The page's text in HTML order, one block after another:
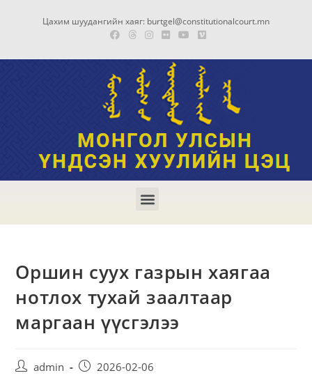
Цахим шуудангийн хаяг: burtgel@constitutionalcourt.mn
Оршин суух газрын хаягаа
нотлох тухай заалтаар
маргаан үүсгэлээ
admin 2026-02-06